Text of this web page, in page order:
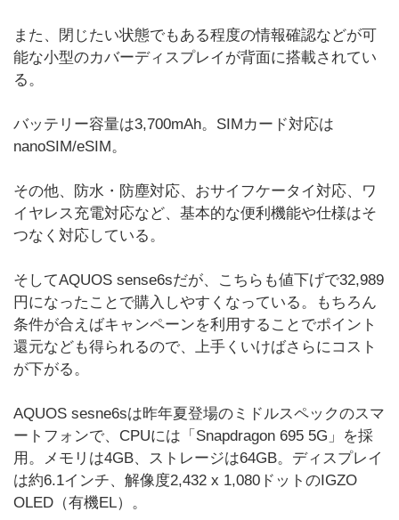
また、閉じたい状態でもある程度の情報確認などが可
能な小型のカバーディスプレイが背面に搭載されてい
る。
バッテリー容量は3,700mAh。SIMカード対応は
nanoSIM/eSIM。
その他、防水・防塵対応、おサイフケータイ対応、ワ
イヤレス充電対応など、基本的な便利機能や仕様はそ
つなく対応している。
そしてAQUOS sense6sだが、こちらも値下げで32,989
円になったことで購入しやすくなっている。もちろん
条件が合えばキャンペーンを利用することでポイント
還元なども得られるので、上手くいけばさらにコスト
が下がる。
AQUOS sesne6sは昨年夏登場のミドルスペックのスマ
ートフォンで、CPUには「Snapdragon 695 5G」を採
用。メモリは4GB、ストレージは64GB。ディスプレイ
は約6.1インチ、解像度2,432 x 1,080ドットのIGZO
OLED（有機EL）。